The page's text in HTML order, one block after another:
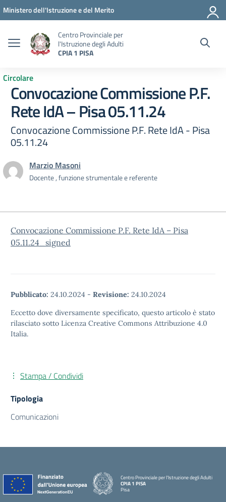
Vai ai contenuti
Vai al menu di navigazione
Vai al footer
Ministero dell'Istruzione e del Merito
Centro Provinciale per
l'Istruzione degli Adulti
CPIA 1 PISA
Circolare
Convocazione Commissione P.F.
Rete IdA – Pisa 05.11.24
Convocazione Commissione P.F. Rete IdA - Pisa
05.11.24
Marzio Masoni
Docente , funzione strumentale e referente
Convocazione Commissione P.F. Rete IdA – Pisa
05.11.24_signed
Pubblicato: 24.10.2024 - Revisione: 24.10.2024
Eccetto dove diversamente specificato, questo articolo è stato
rilasciato sotto Licenza Creative Commons Attribuzione 4.0
Italia.
Stampa / Condividi
Tipologia
Comunicazioni
Centro Provinciale per l'Istruzione degli Adulti
CPIA 1 PISA
Pisa